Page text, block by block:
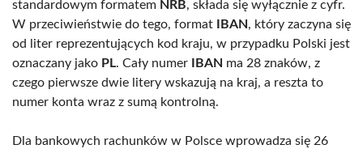
standardowym formatem NRB, składa się wyłącznie z cyfr.
W przeciwieństwie do tego, format
IBAN, który zaczyna się
od liter reprezentujących kod kraju, w przypadku Polski jest
oznaczany jako PL. Cały numer IBAN ma 28 znaków, z
czego pierwsze dwie litery wskazują na kraj, a reszta to
numer konta wraz z sumą kontrolną.
Dla bankowych rachunków w Polsce wprowadza się 26